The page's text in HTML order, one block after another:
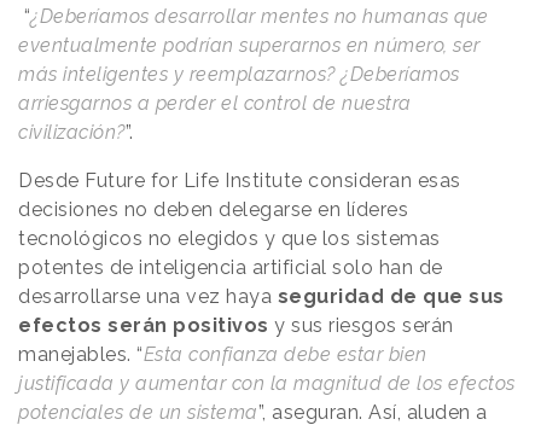
“¿Deberíamos desarrollar mentes no humanas que
eventualmente podrían superarnos en número, ser
más inteligentes y reemplazarnos? ¿Deberíamos
arriesgarnos a perder el control de nuestra
civilización?”.
Desde Future for Life Institute consideran esas
decisiones no deben delegarse en líderes
tecnológicos no elegidos y que los sistemas
potentes de inteligencia artificial solo han de
desarrollarse una vez haya seguridad de que sus
efectos serán positivos y sus riesgos serán
manejables. “Esta confianza debe estar bien
justificada y aumentar con la magnitud de los efectos
potenciales de un sistema”, aseguran. Así, aluden a